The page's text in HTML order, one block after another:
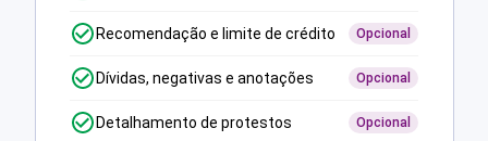
Recomendação e limite de crédito Opcional
Dívidas, negativas e anotações Opcional
Detalhamento de protestos Opcional